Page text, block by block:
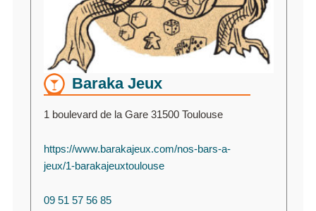
Baraka Jeux
1 boulevard de la Gare 31500 Toulouse
https://www.barakajeux.com/nos-bars-a-
jeux/1-barakajeuxtoulouse
09 51 57 56 85